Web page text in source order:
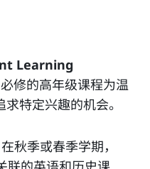
Learning
修的高年级课程为温
特定兴趣的机会。
在秋季或春季学期，